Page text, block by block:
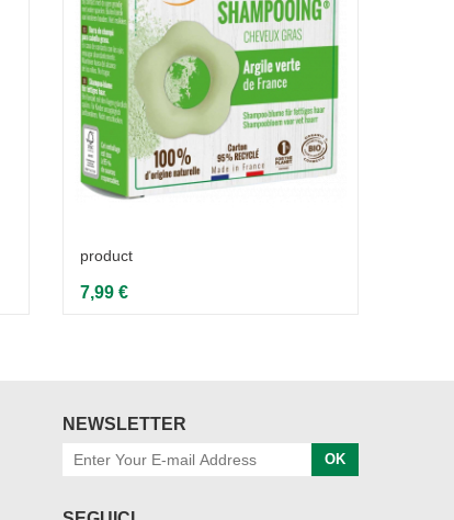
product
7,99 €
NEWSLETTER
OK